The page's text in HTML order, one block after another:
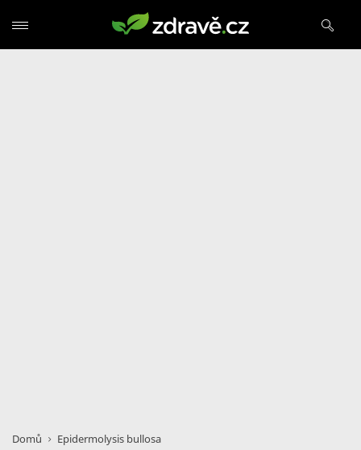
Domů Epidermolysis bullosa